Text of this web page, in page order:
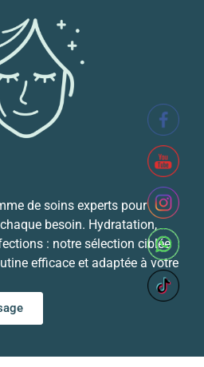
de soins experts pour
besoin. Hydratation,
: notre sélection ciblée
efficace et adaptée à votre